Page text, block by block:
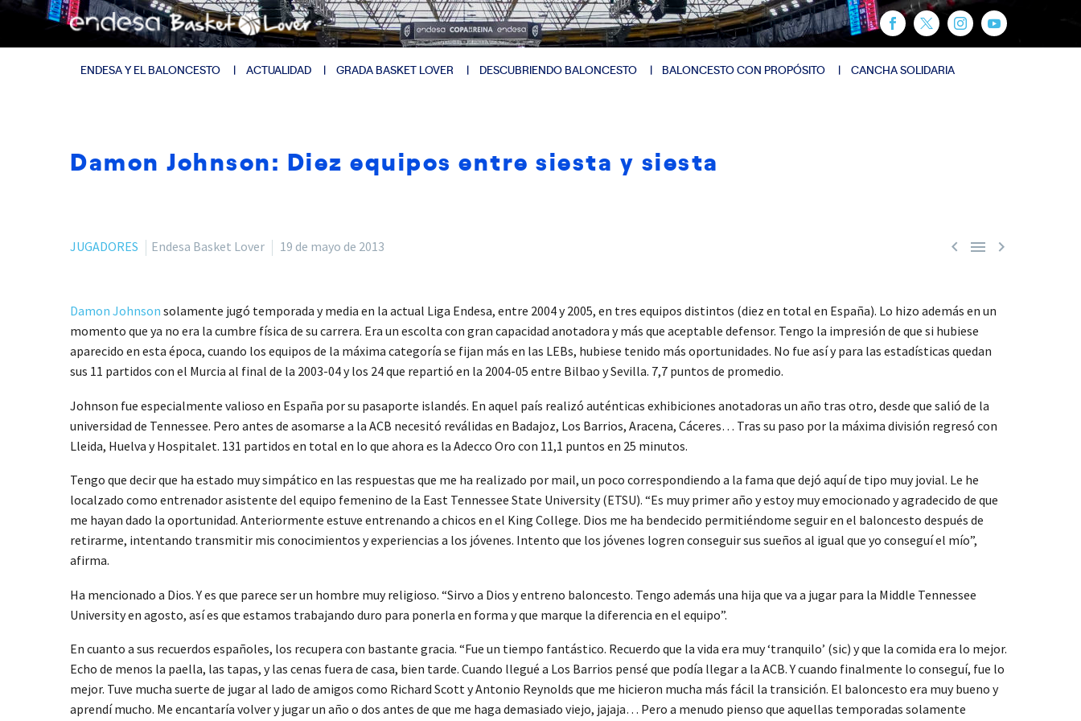
ENDESA Y EL BALONCESTO ACTUALIDAD GRADA BASKET LOVER DESCUBRIENDO BALONCESTO BALONCESTO CON PROPÓSITO CANCHA SOLIDARIA
Damon Johnson: Diez equipos entre siesta y siesta
  
JUGADORES Endesa Basket Lover 19 de mayo de 2013
Damon Johnson solamente jugó temporada y media en la actual Liga Endesa, entre 2004 y 2005, en tres equipos distintos (diez en total en España). Lo hizo además en un
momento que ya no era la cumbre física de su carrera. Era un escolta con gran capacidad anotadora y más que aceptable defensor. Tengo la impresión de que si hubiese
aparecido en esta época, cuando los equipos de la máxima categoría se fijan más en las LEBs, hubiese tenido más oportunidades. No fue así y para las estadísticas quedan
sus 11 partidos con el Murcia al final de la 2003-04 y los 24 que repartió en la 2004-05 entre Bilbao y Sevilla. 7,7 puntos de promedio.
Johnson fue especialmente valioso en España por su pasaporte islandés. En aquel país realizó auténticas exhibiciones anotadoras un año tras otro, desde que salió de la
universidad de Tennessee. Pero antes de asomarse a la ACB necesitó reválidas en Badajoz, Los Barrios, Aracena, Cáceres… Tras su paso por la máxima división regresó con
Lleida, Huelva y Hospitalet. 131 partidos en total en lo que ahora es la Adecco Oro con 11,1 puntos en 25 minutos.
Tengo que decir que ha estado muy simpático en las respuestas que me ha realizado por mail, un poco correspondiendo a la fama que dejó aquí de tipo muy jovial. Le he
localzado como entrenador asistente del equipo femenino de la East Tennessee State University (ETSU). “Es muy primer año y estoy muy emocionado y agradecido de que
me hayan dado la oportunidad. Anteriormente estuve entrenando a chicos en el King College. Dios me ha bendecido permitiéndome seguir en el baloncesto después de
retirarme, intentando transmitir mis conocimientos y experiencias a los jóvenes. Intento que los jóvenes logren conseguir sus sueños al igual que yo conseguí el mío”,
afirma.
Ha mencionado a Dios. Y es que parece ser un hombre muy religioso. “Sirvo a Dios y entreno baloncesto. Tengo además una hija que va a jugar para la Middle Tennessee
University en agosto, así es que estamos trabajando duro para ponerla en forma y que marque la diferencia en el equipo”.
En cuanto a sus recuerdos españoles, los recupera con bastante gracia. “Fue un tiempo fantástico. Recuerdo que la vida era muy ‘tranquilo’ (sic) y que la comida era lo mejor.
Echo de menos la paella, las tapas, y las cenas fuera de casa, bien tarde. Cuando llegué a Los Barrios pensé que podía llegar a la ACB. Y cuando finalmente lo conseguí, fue lo
mejor. Tuve mucha suerte de jugar al lado de amigos como Richard Scott y Antonio Reynolds que me hicieron mucha más fácil la transición. El baloncesto era muy bueno y
aprendí mucho. Me encantaría volver y jugar un año o dos antes de que me haga demasiado viejo, jajaja… Pero a menudo pienso que aquellas temporadas solamente